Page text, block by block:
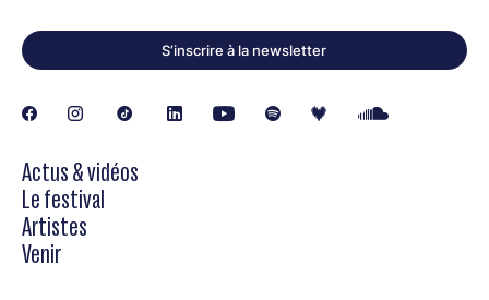
S’inscrire à la newsletter
Actus & vidéos
Le festival
Artistes
Venir